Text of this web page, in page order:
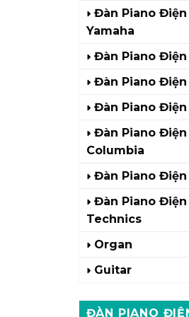
Đàn Piano Điện
Yamaha
Đàn Piano Điện
Đàn Piano Điện
Đàn Piano Điện
Đàn Piano Điện
Columbia
Đàn Piano Điện
Đàn Piano Điện
Technics
Organ
Guitar
ĐÀN PIANO